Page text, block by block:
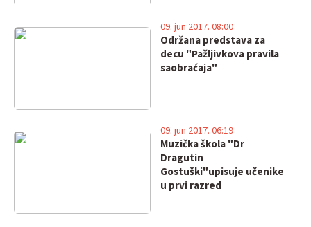
Održana predstava za
decu "Pažljivkova pravila
saobraćaja"
09. jun 2017. 08:00
Muzička škola "Dr
Dragutin
Gostuški"upisuje učenike
u prvi razred
09. jun 2017. 06:19